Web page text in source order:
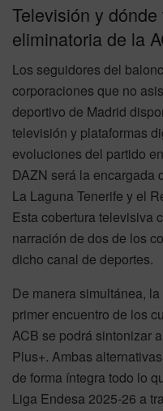
Televisión y dónde
eliminatoria de la
Los seguidores del
corporaciones que no
deportivo de Madrid
televisión y plataformas
evoluciones del partido
DAZN será la encargada
La Laguna Tenerife y el
Esta cobertura televisiva
narración de dos de los
dicho canal de deportes.
De manera simultánea,
primer encuentro de los
ACB se podrá sintonizar
Plus+. Ambas
de forma íntegra todo lo
Liga Endesa 2025-26 a